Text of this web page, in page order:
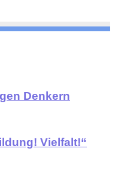
Denkern
Vielfalt!“